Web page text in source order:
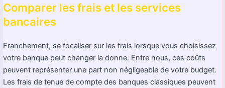
Comparer les frais et les services
bancaires
Franchement, se focaliser sur les frais lorsque vous choisissez
votre banque peut changer la donne. Entre nous, ces coûts
peuvent représenter une part non négligeable de votre budget.
Les frais de tenue de compte des banques classiques peuvent